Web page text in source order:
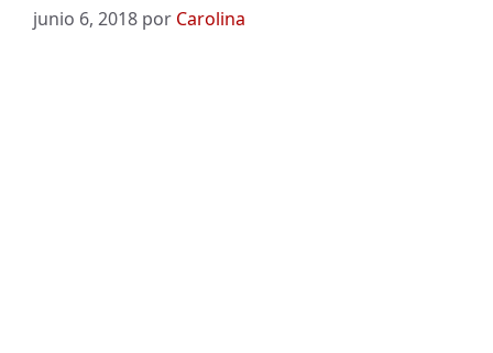
junio 6, 2018 por Carolina